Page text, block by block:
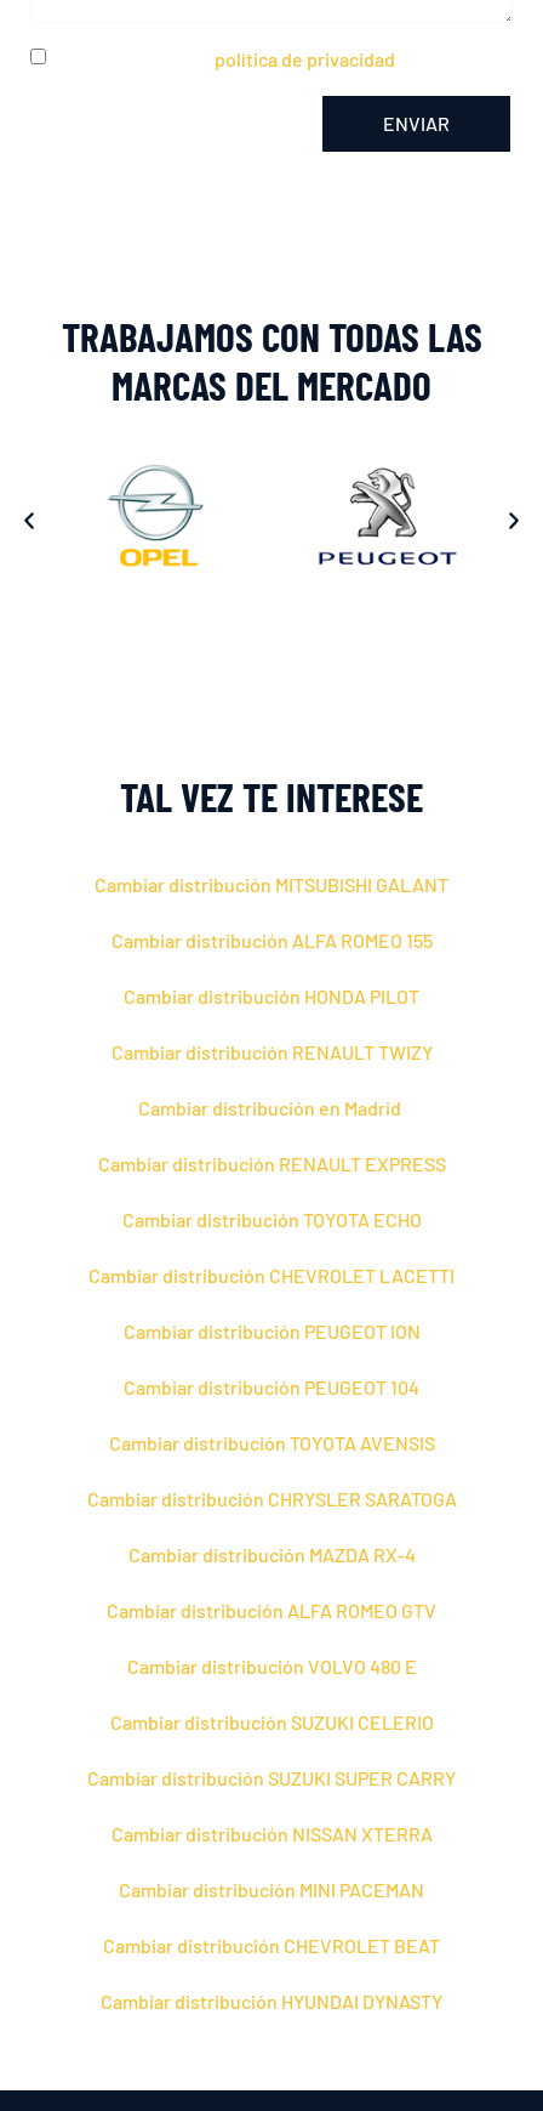
política de privacidad
ENVIAR
TRABAJAMOS CON TODAS LAS
MARCAS DEL MERCADO
TAL VEZ TE INTERESE
Cambiar distribución MITSUBISHI GALANT
Cambiar distribución ALFA ROMEO 155
Cambiar distribución HONDA PILOT
Cambiar distribución RENAULT TWIZY
Cambiar distribución en Madrid
Cambiar distribución RENAULT EXPRESS
Cambiar distribución TOYOTA ECHO
Cambiar distribución CHEVROLET LACETTI
Cambiar distribución PEUGEOT ION
Cambiar distribución PEUGEOT 104
Cambiar distribución TOYOTA AVENSIS
Cambiar distribución CHRYSLER SARATOGA
Cambiar distribución MAZDA RX-4
Cambiar distribución ALFA ROMEO GTV
Cambiar distribución VOLVO 480 E
Cambiar distribución SUZUKI CELERIO
Cambiar distribución SUZUKI SUPER CARRY
Cambiar distribución NISSAN XTERRA
Cambiar distribución MINI PACEMAN
Cambiar distribución CHEVROLET BEAT
Cambiar distribución HYUNDAI DYNASTY